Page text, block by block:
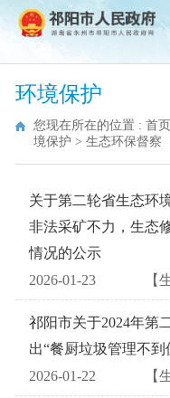
环境保护
您现在所在的位置 : 首页
境保护 > 生态环保督察
关于第二轮省生态环
非法采矿不力，生态
情况的公示
2026-01-23
【
祁阳市关于2024年第
出“餐厨垃圾管理不
2026-01-22
【